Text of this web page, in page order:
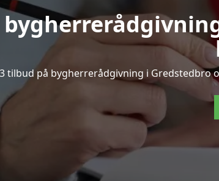
tilbud på bygherrerådgivning i